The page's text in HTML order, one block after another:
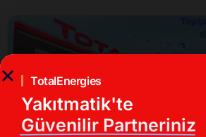
TotalEnergies
Yakıtmatik'te
Güvenilir Partneriniz